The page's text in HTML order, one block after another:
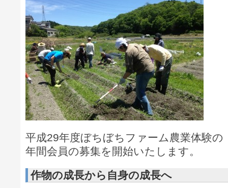
平成29年度ぼちぼちファーム農業体験の
年間会員の募集を開始いたします。
作物の成長から自身の成長へ